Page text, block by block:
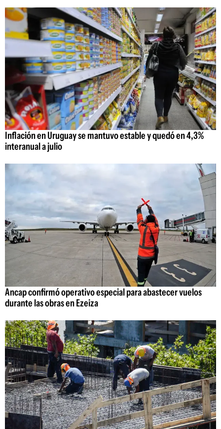
Inflación en Uruguay se mantuvo estable y quedó en 4,3%
interanual a julio
Ancap confirmó operativo especial para abastecer vuelos
durante las obras en Ezeiza